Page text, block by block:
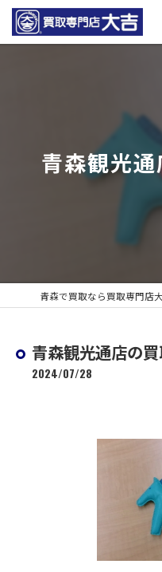
青森観光通
青森観光通店の買
2024/07/28